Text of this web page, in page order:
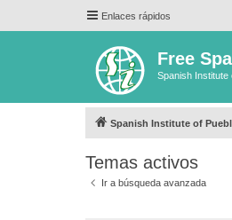
Enlaces rápidos
Free
Spanish Institute
Spanish Institute of
Temas activos
Ir a búsqueda avanzada